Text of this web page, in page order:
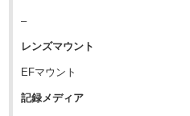
–
レンズマウント
EFマウント
記録メディア